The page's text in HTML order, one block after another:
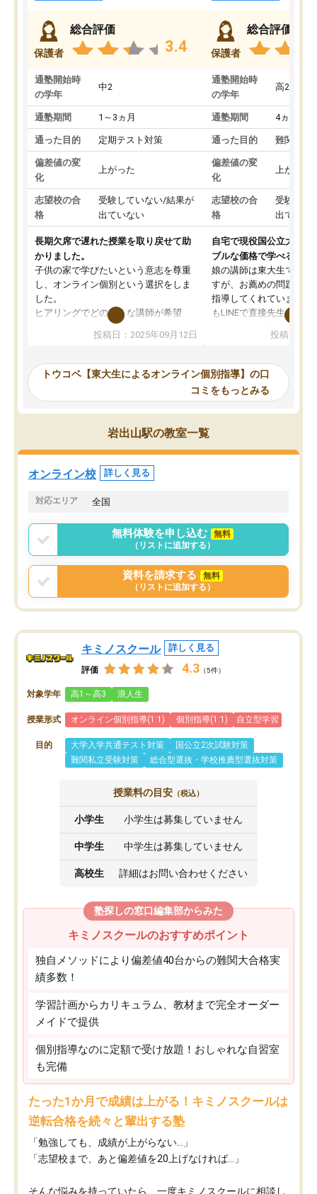
保護者
総合評価
3.4
通塾開始時
の学年
中2
通塾期間 1～3ヵ月
通った目的 定期テスト対策
偏差値の変
化
上がった
志望校の合
格
受験していない/結果が
出ていない
長期欠席で遅れた授業を取り戻せて助
かりました。
子供の家で学びたいという意志を尊重
し、オンライン個別という選択をしま
した。
ヒアリングでどのような講師が希望
か、オプションは付帯するかなど選ぶ
事が出来ました。
ーティングを行い、その講師で良いか
見てから講師を決定する事ができま
す。
うちの子は、初回面談の講師の方で決
オンラインツールを使用した単語帳の
共有があり宿題もそちらで出される形
でした。
言う事で講師変更の申し出があり、あ
まりに短期での変更だった為、塾に通
う事にして退会しました。遅れも取り
戻せ、授業内容や講師の方は良かった
と思います。
投稿日：2025年09月12日
保護者
総合評価
通塾開始時
の学年
高2
通塾期間 4ヵ月～1
通った目的 難関私立
偏差値の変
化
上がった
志望校の合
格
受験して
出ていな
自宅で現役国公立大学生
ブルな価格で学べる
娘の講師は東大生では無
すが、お薦めの問題集や
指導してくれています。
もLINEで直接先生に質問
めれるので、個人に合
いなのがあり(有料)、受
ことをどんなスケジュー
くか相談したのですが、
ち期待したものではなく
くなってきたようなので
投稿日：
トウコベ【東大生によるオンライン個別指導】の口
コミをもっとみる
岩出山駅の教室一覧
オンライン校 詳しく見る
対応エリア 全国
無料体験を申し込む
無料
（リストに追加する）
資料を請求する
無料
（リストに追加する）
キミノスクール 詳しく見る
評価 4.3 （5件）
対象学年 高1～高3 浪人生
授業形式 オンライン個別指導(1:1) 個別指導(1:1) 自立型学習
目的 大学入学共通テスト対策
国公立2次試験対策
難関私立受験対策
総合型選抜・学校推薦型選抜対策
授業料の目安 （税込）
小学生 小学生は募集していません
中学生 中学生は募集していません
高校生 詳細はお問い合わせください
塾探しの窓口編集部からみた
キミノスクールのおすすめポイント
独自メソッドにより偏差値40台からの難関大合格実
績多数！
学習計画からカリキュラム、教材まで完全オーダー
メイドで提供
個別指導なのに定額で受け放題！おしゃれな自習室
も完備
たった1か月で成績は上がる！キミノスクールは
逆転合格を続々と輩出する塾
「勉強しても、成績が上がらない…」
「志望校まで、あと偏差値を20上げなければ…」
そんな悩みを持っていたら、一度キミノスクールに相談し